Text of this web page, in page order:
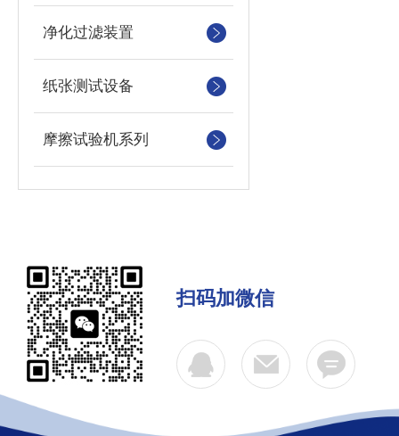
净化过滤装置
纸张测试设备
摩擦试验机系列
扫码加微信